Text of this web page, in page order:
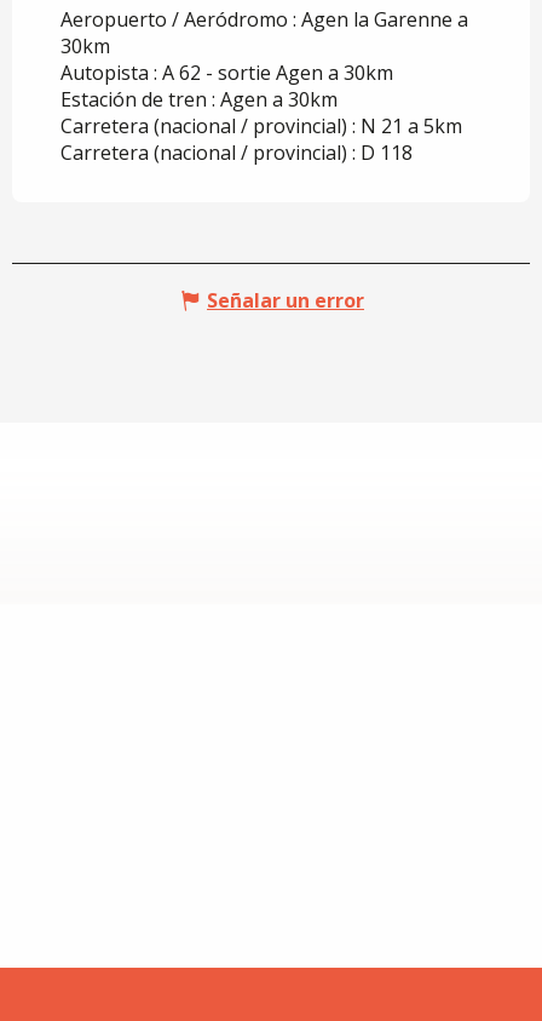
Aeropuerto / Aeródromo : Agen la Garenne a
30km
Autopista : A 62 - sortie Agen a 30km
Estación de tren : Agen a 30km
Carretera (nacional / provincial) : N 21 a 5km
Carretera (nacional / provincial) : D 118
Señalar un error